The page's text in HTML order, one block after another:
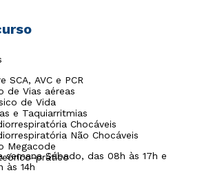
SCA, AVC e PCR
de Vias aéreas
de Vida
e Taquiarritmias
Chocáveis
Não Chocáveis
Megacode
prático
semana Sábado, das 08h às 17h e
às 14h